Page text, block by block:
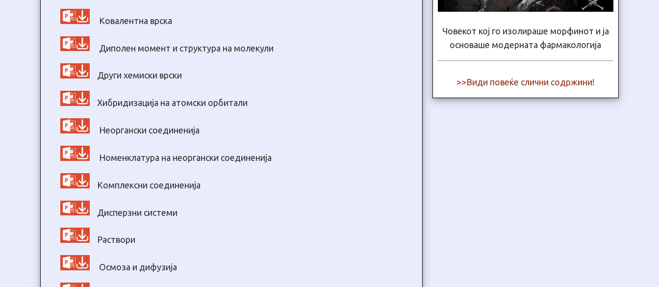
Ковалентна врска
Диполен момент и структура на молекули
Други хемиски врски
Хибридизација на атомски орбитали
Неоргански соединенија
Номенклатура на неоргански соединенија
Комплексни соединенија
Дисперзни системи
Раствори
Осмоза и дифузија
Човекот кој го изолираше морфинот и ја
основаше модерната фармакологија
>>Види повеќе слични содржини!